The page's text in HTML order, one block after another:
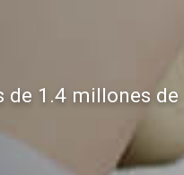
de 1.4 millones de